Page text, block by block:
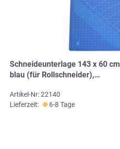
Schneideunterlage 143 x 60 cm
blau (für Rollschneider),
Artikel-Nr: 22140
Lieferzeit:
6-8 Tage